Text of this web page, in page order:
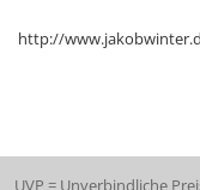
http://
UVP = Unverbindliche